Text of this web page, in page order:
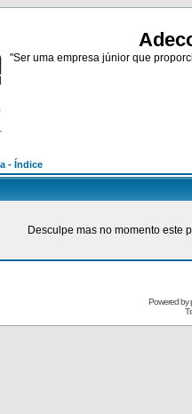
"Ser uma empresa júnior que
- Índice
Desculpe mas no momento este
Powered by